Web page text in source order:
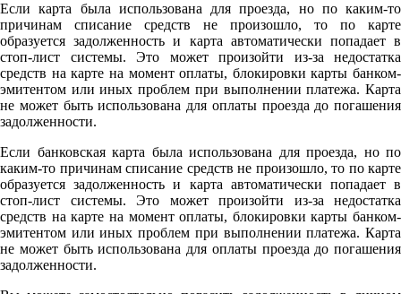
Если карта была использована для проезда, но по каким-то
причинам списание средств не произошло, то по карте
образуется задолженность и карта автоматически попадает в
стоп-лист системы. Это может произойти из-за недостатка
средств на карте на момент оплаты, блокировки карты банком-
эмитентом или иных проблем при выполнении платежа. Карта
не может быть использована для оплаты проезда до погашения
задолженности.
Если банковская карта была использована для проезда, но по
каким-то причинам списание средств не произошло, то по карте
образуется задолженность и карта автоматически попадает в
стоп-лист системы. Это может произойти из-за недостатка
средств на карте на момент оплаты, блокировки карты банком-
эмитентом или иных проблем при выполнении платежа. Карта
не может быть использована для оплаты проезда до погашения
задолженности.